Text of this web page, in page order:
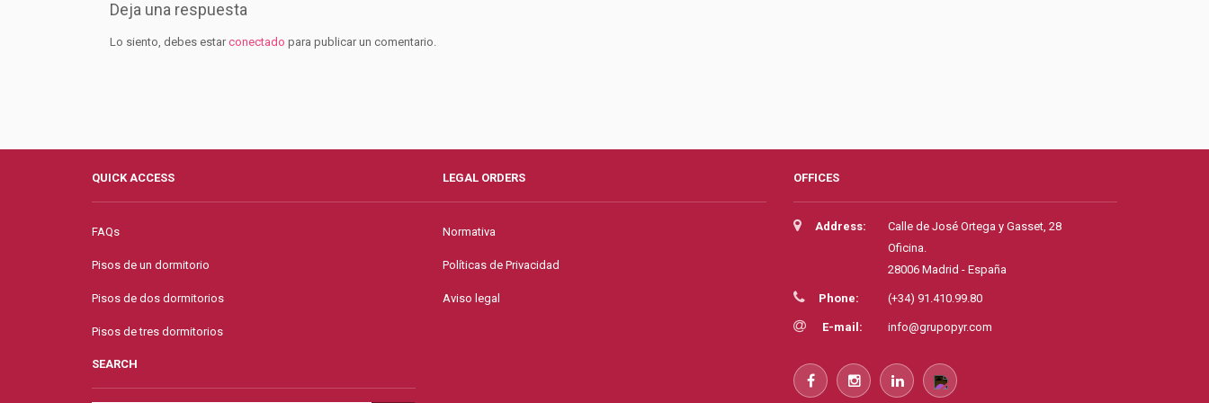
Deja una respuesta
Lo siento, debes estarconectado para publicar un comentario.
QUICK ACCESS
FAQs
Pisos de un dormitorio
Pisos de dos dormitorios
Pisos de tres dormitorios
SEARCH
LEGAL ORDERS
Normativa
Políticas de Privacidad
Aviso legal
OFFICES
Address:
Calle de José Ortega y Gasset, 28
Oficina.
28006 Madrid - España
Phone: (+34) 91.410.99.80
E-mail: info@grupopyr.com